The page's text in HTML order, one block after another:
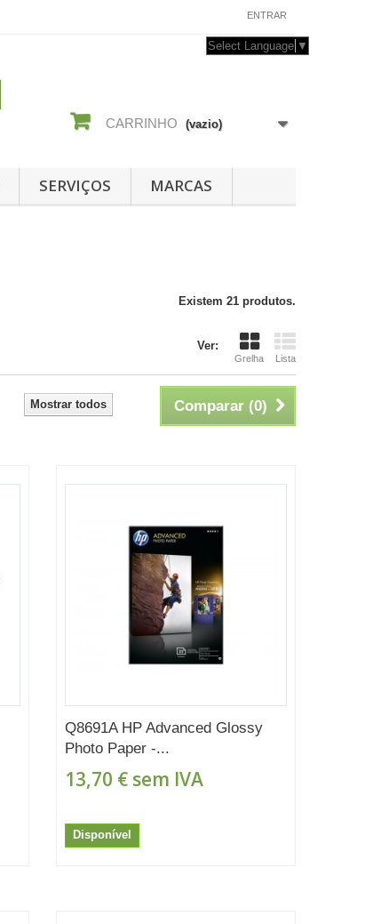
ENTRAR
Select Language ▼
CARRINHO (vazio)
SERVIÇOS MARCAS
Existem 21 produtos.
Ver:
Grelha Lista
Comparar (0)
Mostrar todos
Q8691A HP Advanced Glossy
Photo Paper -...
13,70 €sem IVA
Disponível